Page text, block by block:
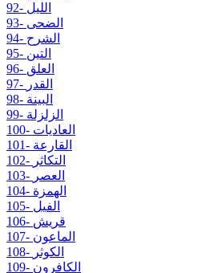
92- الليل
93- الضحى
94- الشرح
95- التين
96- العلق
97- القدر
98- البينة
99- الزلزلة
100- العاديات
101- القارعة
102- التكاثر
103- العصر
104- الهمزة
105- الفيل
106- قريش
107- الماعون
108- الكوثر
109- الكافرون